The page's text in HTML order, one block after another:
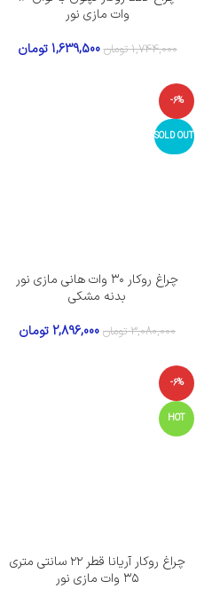
وات مازی نور
1,744,000 تومان 1,639,500 تومان
-6%
SOLD OUT
چراغ روکار ۳۰ وات هانی مازی‌ نور
بدنه مشکی
3,080,000 تومان 2,896,000تومان
-6%
HOT
چراغ روکار آریانا قطر ۲۲ سانتی متری
۳۵ وات مازی نور